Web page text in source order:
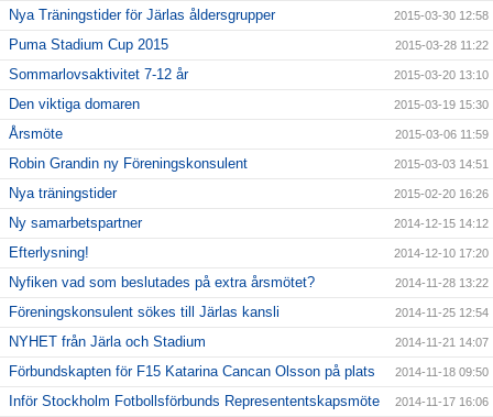
Nya Träningstider för Järlas åldersgrupper 2015-03-30 12:58
Puma Stadium Cup 2015 2015-03-28 11:22
Sommarlovsaktivitet 7-12 år 2015-03-20 13:10
Den viktiga domaren 2015-03-19 15:30
Årsmöte 2015-03-06 11:59
Robin Grandin ny Föreningskonsulent 2015-03-03 14:51
Nya träningstider 2015-02-20 16:26
Ny samarbetspartner 2014-12-15 14:12
Efterlysning! 2014-12-10 17:20
Nyfiken vad som beslutades på extra årsmötet? 2014-11-28 13:22
Föreningskonsulent sökes till Järlas kansli 2014-11-25 12:54
NYHET från Järla och Stadium 2014-11-21 14:07
Förbundskapten för F15 Katarina Cancan Olsson på plats 2014-11-18 09:50
Inför Stockholm Fotbollsförbunds Represententskapsmöte 2014-11-17 16:06